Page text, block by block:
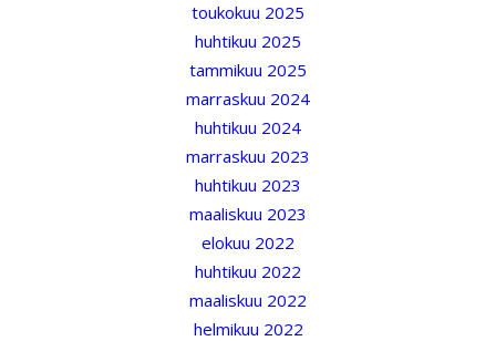
toukokuu 2025
huhtikuu 2025
tammikuu 2025
marraskuu 2024
huhtikuu 2024
marraskuu 2023
huhtikuu 2023
maaliskuu 2023
elokuu 2022
huhtikuu 2022
maaliskuu 2022
helmikuu 2022